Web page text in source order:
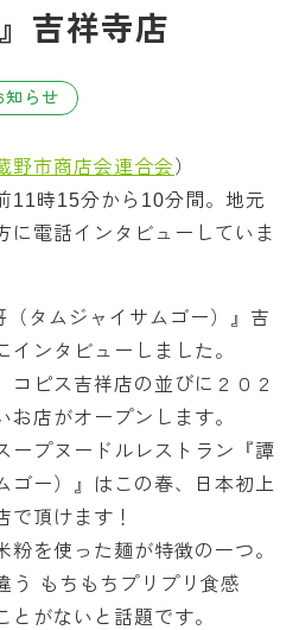
吉祥寺店
知らせ
野市商店会連合会 ）
11時15分から10分間。地元
に電話インタビューしていま
タムジャイサムゴー）』吉
ンタビューしました。
コピス吉祥店の並びに２０２
お店がオープンします。
ープヌードルレストラン『譚
ゴー）』はこの春、日本初上
で頂けます！
粉を使った麺が特徴の一つ。
う もちもちプリプリ食感
とがないと話題です。